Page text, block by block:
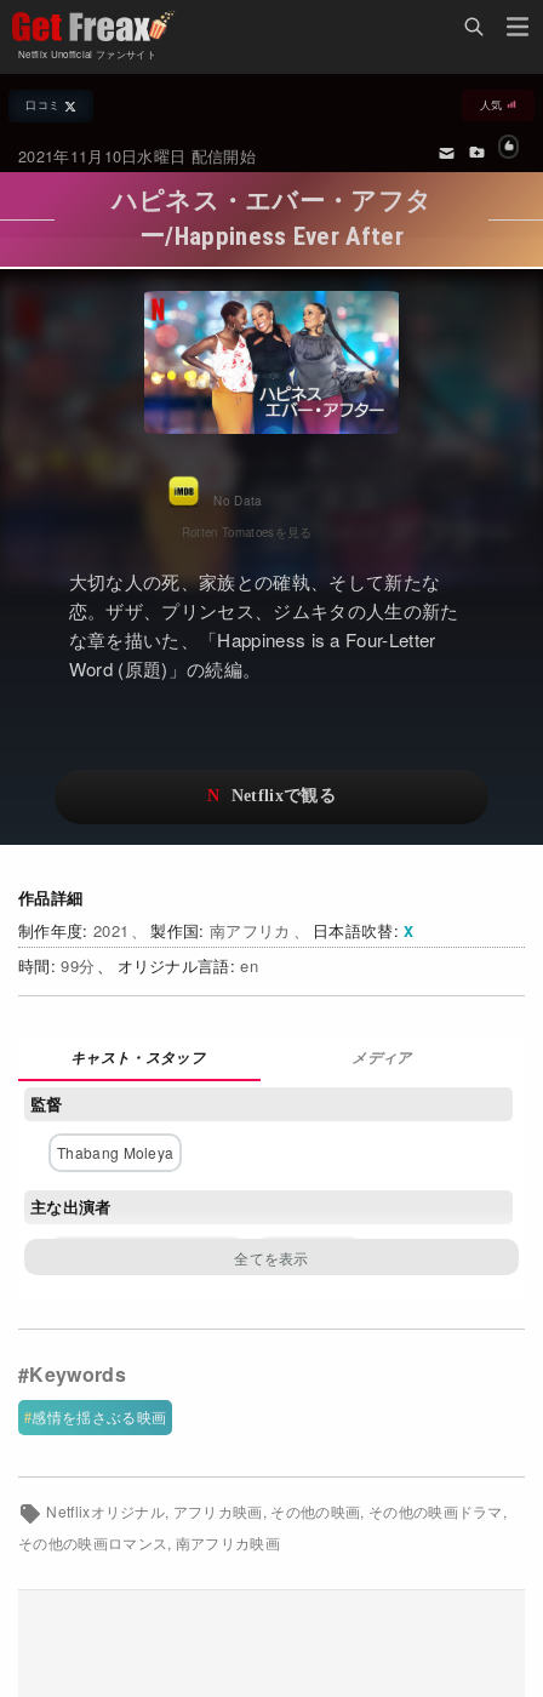
Netflix Unofficial ファンサイト
Netflix新着作品
オールジャンル
海外ドラマ・シリーズ
海外映画
国内TV番組・ドラマ
国内映画
アジアTV番組・ドラマ
ドキュメンタリー
Netflixオリジナル作品
その他の国のTV番組
配信終了予定の作品
海外ドラマ・ラインナップ
Netflix 人気ランキング
Netflix 全作品ラインナップ
Netflix配信作品カスタム検索
トレンド
VOD 総合作品情報
Netflix・VOD総合News
Watchlistへ
Netflix Video
Netflix 高い評価の海外作品
Get Freaxフォーラム
口コミ 人気
2021年11月10日水曜日 配信開始
ハピネス・エバー・アフタ
ー/Happiness Ever After
大切な人の死、家族との確執、そして新たな
恋。ザザ、プリンセス、ジムキタの人生の新た
な章を描いた、「Happiness is a Four-Letter
Word (原題)」の続編。
作品詳細
2021
南アフリカ
日本語吹替
99
en
No Data
メディア
監督
Thabang Moleya
主な出演者
レナーテ・ストゥールマン カニ・ムバウ
オリーレ・シャバララ
感情を揺さぶる映画
Netflixオリジナル アフリカ映画 その他の映画 その他の映画ドラマ
その他の映画ロマンス 南アフリカ映画